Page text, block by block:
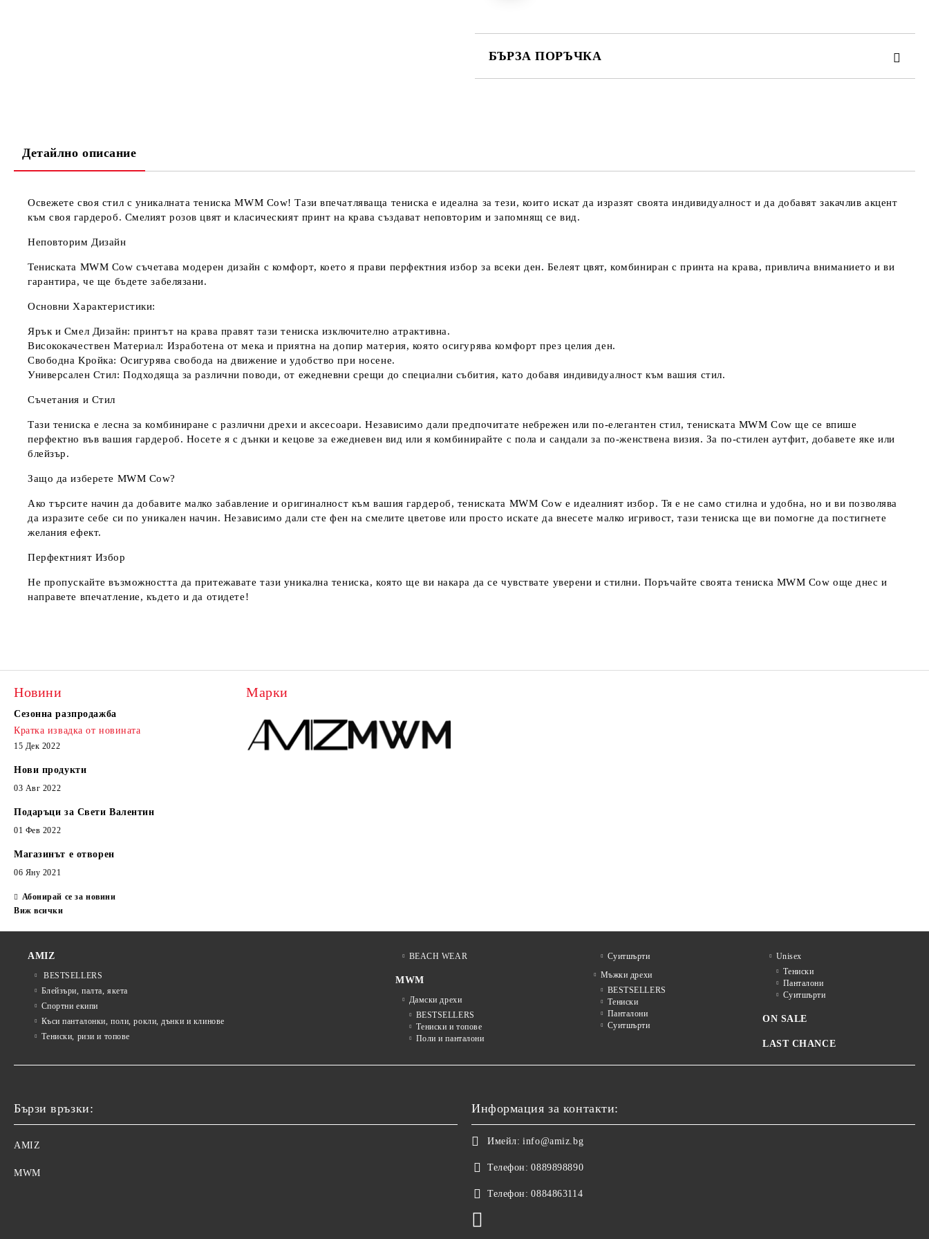
БЪРЗА ПОРЪЧКА
Детайлно описание
Освежете своя стил с уникалната тенискаMWM Cow! Тази впечатляваща тениска е идеална за тези, които искат да изразят своята индивидуалност и да добавят закачлив акцент
към своя гардероб. Смелият розов цвят и класическият принт на крава създават неповторим и запомнящ се вид.
Неповторим Дизайн
Тениската MWM Cow съчетава модерен дизайн с комфорт, което я прави перфектния избор за всеки ден. Белеят цвят, комбиниран с принта на крава, привлича вниманието и ви
гарантира, че ще бъдете забелязани.
Основни Характеристики:
Ярък и Смел Дизайн: принтът на крава правят тази тениска изключително атрактивна.
Висококачествен Материал: Изработена от мека и приятна на допир материя, която осигурява комфорт през целия ден.
Свободна Кройка: Осигурява свобода на движение и удобство при носене.
Универсален Стил: Подходяща за различни поводи, от ежедневни срещи до специални събития, като добавя индивидуалност към вашия стил.
Съчетания и Стил
Тази тениска е лесна за комбиниране с различни дрехи и аксесоари. Независимо дали предпочитате небрежен или по-елегантен стил, тениската MWM Cow ще се впише
перфектно във вашия гардероб. Носете я с дънки и кецове за ежедневен вид или я комбинирайте с пола и сандали за по-женствена визия. За по-стилен аутфит, добавете яке или
блейзър.
Защо да изберете MWM Cow?
Ако търсите начин да добавите малко забавление и оригиналност към вашия гардероб, тениската MWM Cow е идеалният избор. Тя е не само стилна и удобна, но и ви позволява
да изразите себе си по уникален начин. Независимо дали сте фен на смелите цветове или просто искате да внесете малко игривост, тази тениска ще ви помогне да постигнете
желания ефект.
Перфектният Избор
Не пропускайте възможността да притежавате тази уникална тениска, която ще ви накара да се чувствате уверени и стилни. Поръчайте своята тениска MWM Cow още днес и
направете впечатление, където и да отидете!
Новини
Сезонна разпродажба
Кратка извадка от новината
15 Дек 2022
Нови продукти
03 Авг 2022
Подаръци за Свети Валентин
01 Фев 2022
Магазинът е отворен
06 Яну 2021
Абонирай се за новини
Виж всички
Марки
AMIZ
BESTSELLERS
Блейзъри, палта, якета
Спортни екипи
Къси панталонки, поли, рокли, дънки и клинове
Тениски, ризи и топове
BEACH WEAR
MWM
Дамски дрехи
BESTSELLERS
Тениски и топове
Поли и панталони
Суитшърти
Мъжки дрехи
BESTSELLERS
Тениски
Панталони
Суитшърти
Unisex
Тениски
Панталони
Суитшърти
ON SALE
LAST CHANCE
Бързи връзки:
AMIZ
MWM
Информация за контакти:
Имейл: info@amiz.bg
Телефон: 0889898890
Телефон: 0884863114